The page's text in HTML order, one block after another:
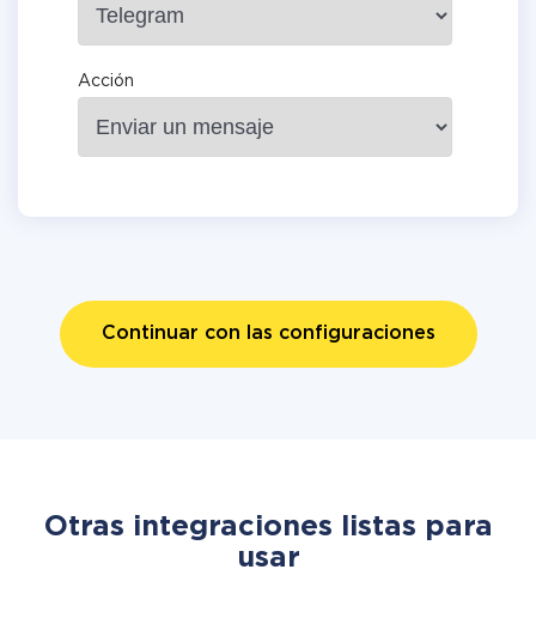
Acción
Continuar con las configuraciones
Otras integraciones listas para
usar